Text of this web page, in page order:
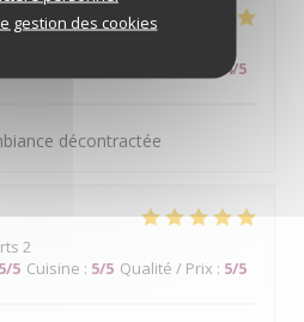
gestion des cookies
4/5
décontractée
2
5/5 Cuisine : 5/5 Qualité / Prix : 5/5